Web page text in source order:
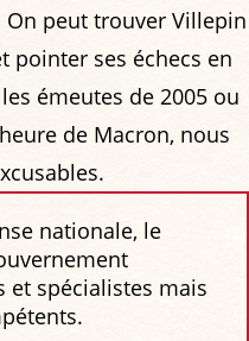
peut trouver Villepin
pointer ses échecs en
émeutes de 2005 ou
de Macron, nous
nationale, le
et spécialistes mais